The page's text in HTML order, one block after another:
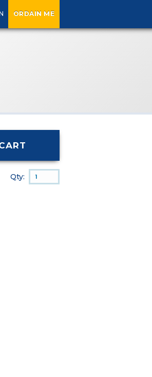
ORDAIN ME
Qty: